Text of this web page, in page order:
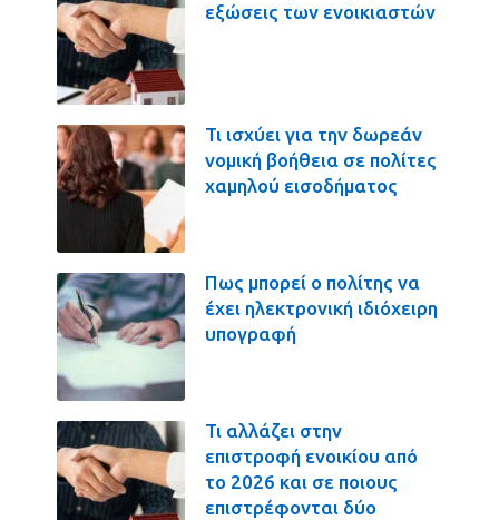
εξώσεις των ενοικιαστών
Τι ισχύει για την δωρεάν
νομική βοήθεια σε πολίτες
χαμηλού εισοδήματος
Πως μπορεί ο πολίτης να
έχει ηλεκτρονική ιδιόχειρη
υπογραφή
Τι αλλάζει στην
επιστροφή ενοικίου από
το 2026 και σε ποιους
επιστρέφονται δύο